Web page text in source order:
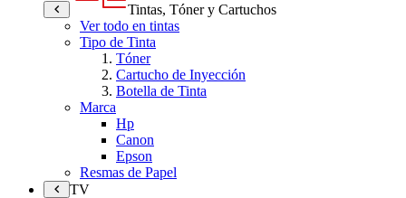
Tintas, Tóner y Cartuchos
Ver todo en tintas
Tipo de Tinta
Tóner
Cartucho de Inyección
Botella de Tinta
Marca
Hp
Canon
Epson
Resmas de Papel
TV